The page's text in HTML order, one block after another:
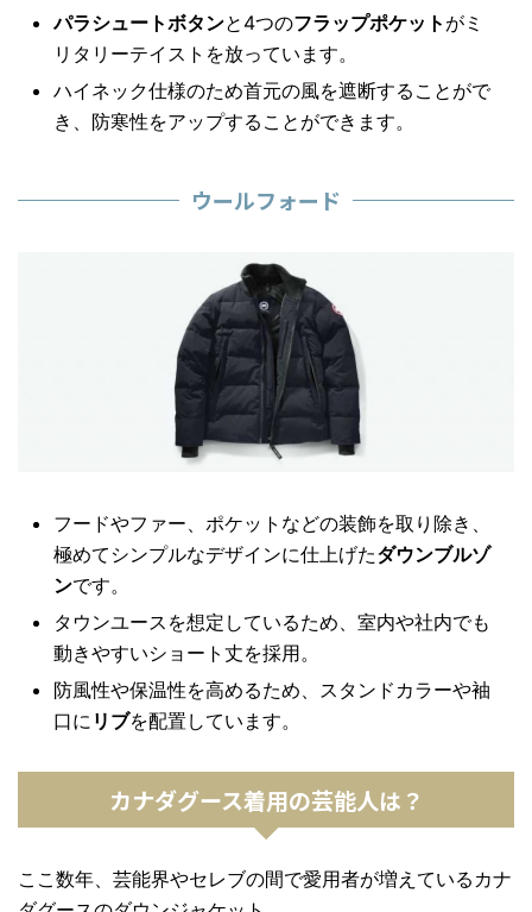
パラシュートボタンと4つのフラップポケット がミ
リタリーテイストを放っています。
ハイネック仕様のため首元の風を遮断することがで
き、防寒性をアップすることができます。
ウールフォード
フードやファー、ポケットなどの装飾を取り除き、
極めてシンプルなデザインに仕上げたダウンブルゾ
ンです。
タウンユースを想定しているため、室内や社内でも
動きやすいショート丈を採用。
防風性や保温性を高めるため、スタンドカラーや袖
口に リブを配置しています。
カナダグース着用の芸能人は？
ここ数年、芸能界やセレブの間で愛用者が増えているカナ